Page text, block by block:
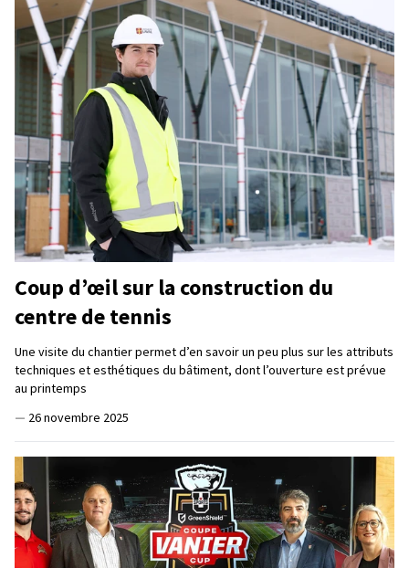
Coup d’œil sur la construction du
centre de tennis
Une visite du chantier permet d’en savoir un peu plus sur les attributs
techniques et esthétiques du bâtiment, dont l’ouverture est prévue
au printemps
— 26 novembre 2025